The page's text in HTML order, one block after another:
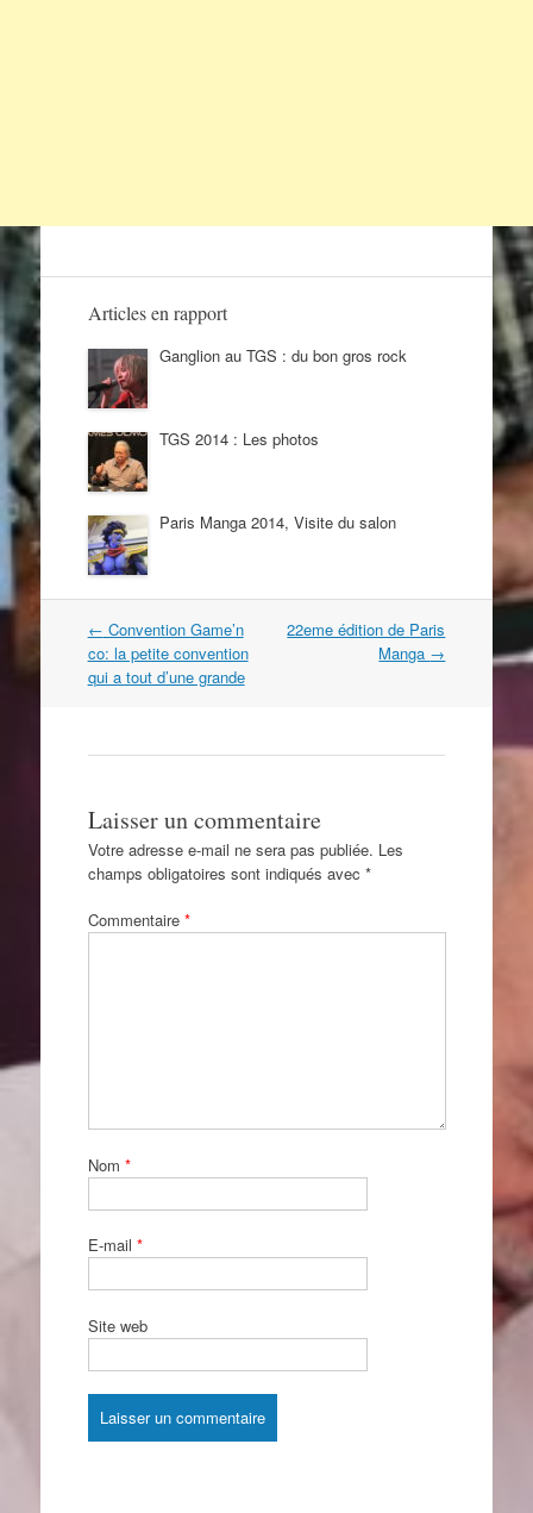
Articles en rapport
Ganglion au TGS : du bon gros rock
TGS 2014 : Les photos
Paris Manga 2014, Visite du salon
Navigation
dans
les
← Convention Game’n
co: la petite convention
qui a tout d’une grande
22eme édition de Paris
Manga →
Laisser un commentaire
Votre adresse e-mail ne sera pas publiée. Les
champs obligatoires sont indiqués avec *
Commentaire *
Nom *
E-mail *
Site web